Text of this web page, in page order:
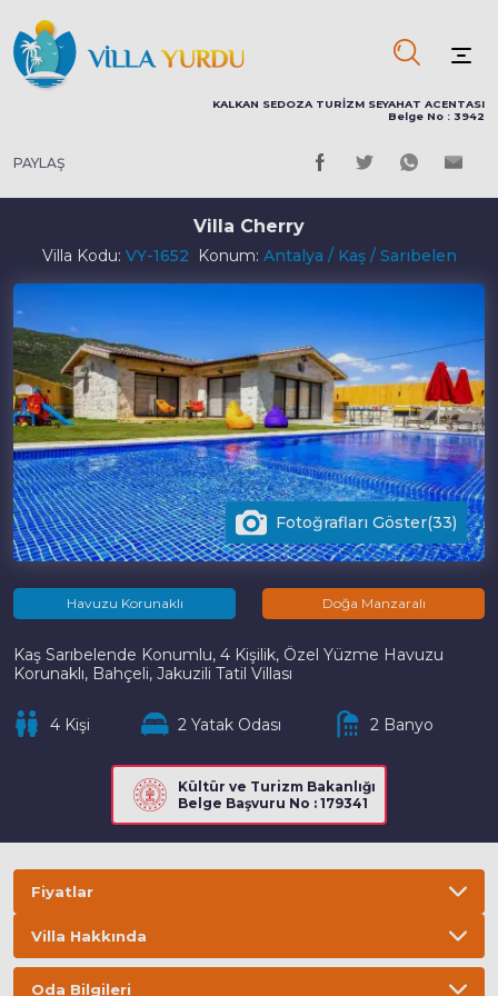
KALKAN SEDOZA TURİZM SEYAHAT ACENTASI
Belge No : 3942
PAYLAŞ
Havuzu Korunaklı Doğa Manzaralı
Kaş Sarıbelende Konumlu, 4 Kişilik, Özel Yüzme Havuzu
Korunaklı, Bahçeli, Jakuzili Tatil Villası
4 Kişi 2 Yatak Odası 2 Banyo
Kültür ve Turizm Bakanlığı
Belge Başvuru No : 179341
Villa Cherry
Villa Kodu: VY-1652 Konum: Antalya / Kaş / Sarıbelen
Fotoğrafları Göster(33)
Fiyatlar
Villa Hakkında
Oda Bilgileri